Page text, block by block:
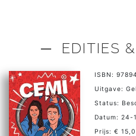
─ EDITIES
ISBN:
Uitgave:
Status:
Datum: 24-
Prijs: €